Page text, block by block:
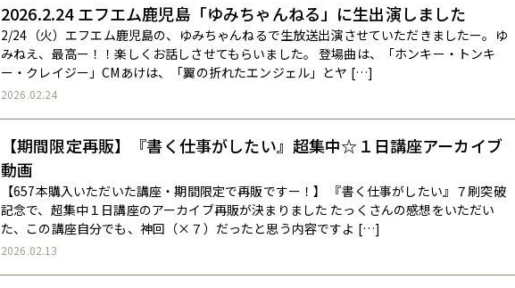
2026.2.24 エフエム鹿児島「ゆみちゃんねる」に生出演しました
2/24（火）エフエム鹿児島の、ゆみちゃんねるで生放送出演させていただきましたー。ゆ
みねえ、最高ー！！楽しくお話しさせてもらいました。 登場曲は、「ホンキー・トンキ
ー・クレイジー」CMあけは、「翼の折れたエンジェル」とヤ […]
2026.02.24
【期間限定再販】『書く仕事がしたい』超集中☆１日講座アーカイブ
動画
【657本購入いただいた講座・期間限定で再販ですー！】 『書く仕事がしたい』７刷突破
記念で、超集中１日講座のアーカイブ再販が決まりました たっくさんの感想をいただい
た、この講座自分でも、神回（×７）だったと思う内容ですよ […]
2026.02.13